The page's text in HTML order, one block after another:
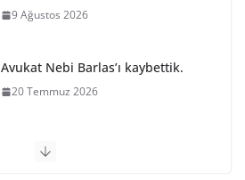
9 Ağustos 2026
Avukat Nebi Barlas’ı kaybettik.
20 Temmuz 2026
PARİS KOMÜNÜ SON BARİKAT